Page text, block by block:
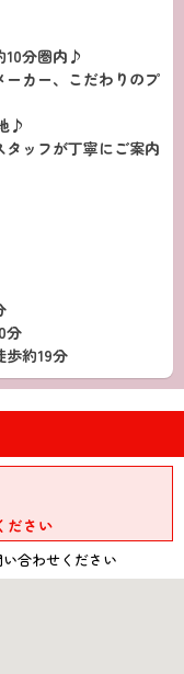
10分圏内♪
ーカー、こだわりのプ
♪
ッフが丁寧にご案内
分
約19分
ださい
合わせください